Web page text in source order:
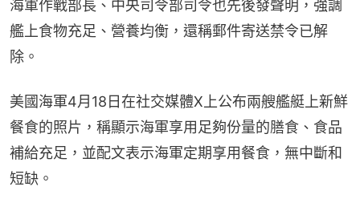
海軍作戰部長、中央司令部司令也先後發聲明，強調
艦上食物充足、營養均衡，還稱郵件寄送禁令已解
除。
美國海軍4月18日在社交媒體X上公布兩艘艦艇上新鮮
餐食的照片，稱顯示海軍享用足夠份量的膳食、食品
補給充足，並配文表示海軍定期享用餐食，無中斷和
短缺。